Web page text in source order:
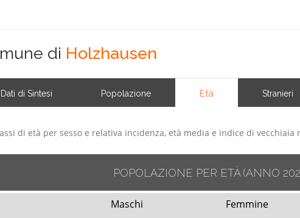
di Holzhausen
Dati di Sintesi Popolazione Età Stranieri
di età per sesso e relativa incidenza, età media e indice di vecchiaia
POPOLAZIONE PER ETÀ(ANNO
Maschi Femmine